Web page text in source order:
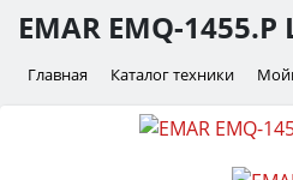
EMAR EMQ-
Главная Каталог техники